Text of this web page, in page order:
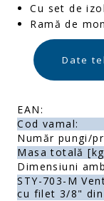
Cu set de
Ramă de
Date
EAN:
Cod vamal:
Număr pungi/
Masa totală
Dimensiuni
STY-703-M
cu filet 3/8"